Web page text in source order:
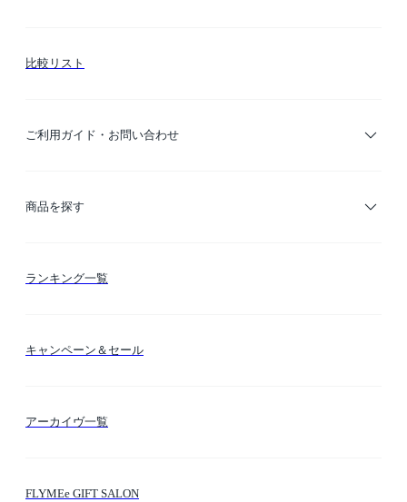
比較リスト
ご利用ガイド・お問い合わせ
ご利用ガイド
商品を探す
カテゴリー検索
ランキング一覧
キャンペーン＆セール
アーカイヴ一覧
FLYMEe GIFT SALON